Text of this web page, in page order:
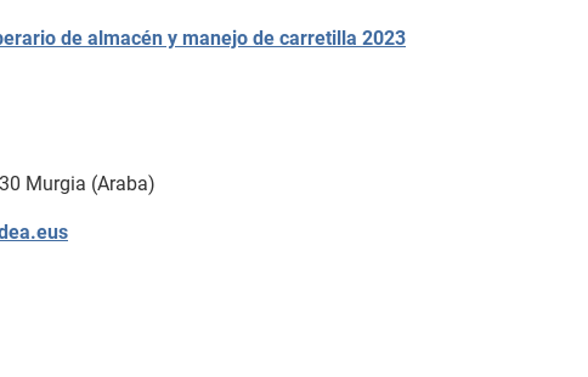
de almacén y manejo de carretilla 2023
Murgia (Araba)